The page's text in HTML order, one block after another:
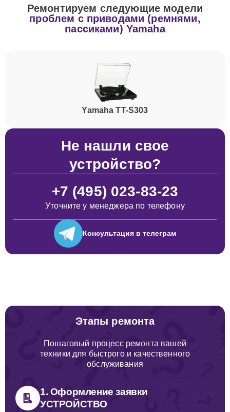
Ремонтируем следующие модели
проблем с приводами (ремнями,
пассиками) Yamaha
Yamaha TT-S303
Не нашли свое
устройство?
+7 (495) 023-83-23
Уточните у менеджера по телефону
Консультация в телеграм
Этапы ремонта
Пошаговый процесс ремонта вашей
техники для быстрого и качественного
обслуживания
1. Оформление заявки
УСТРОЙСТВО